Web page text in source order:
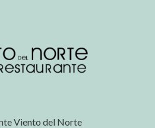
Viento del Norte